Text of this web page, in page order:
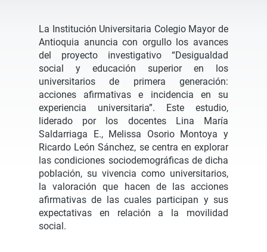
La Institución Universitaria Colegio Mayor de
Antioquia anuncia con orgullo los avances
del proyecto investigativo “Desigualdad
social y educación superior en los
universitarios de primera generación:
acciones afirmativas e incidencia en su
experiencia universitaria”. Este estudio,
liderado por los docentes Lina María
Saldarriaga E., Melissa Osorio Montoya y
Ricardo León Sánchez, se centra en explorar
las condiciones sociodemográficas de dicha
población, su vivencia como universitarios,
la valoración que hacen de las acciones
afirmativas de las cuales participan y sus
expectativas en relación a la movilidad
social.